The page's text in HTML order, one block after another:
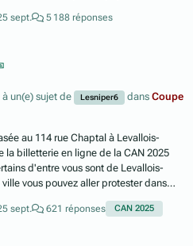
sept. 5 188 réponses
un(e) sujet de Lesniper6 dansCoupe
au 114 rue Chaptal à Levallois-
la billetterie en ligne de la CAN 2025
vous pouvez aller protester dans
sept. 621 réponses CAN 2025